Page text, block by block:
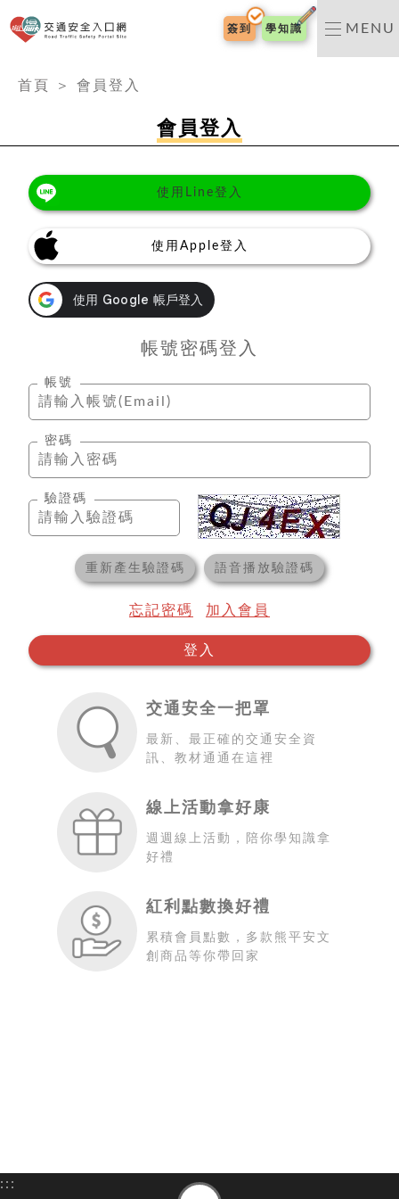
交通安全入口網
簽到 學知識 MENU
首頁
＞ 會員登入
會員登入
交通安全一把罩
最新、最正確的交通安全資
訊、教材通通在這裡
線上活動拿好康
週週線上活動，陪你學知識拿
好禮
紅利點數換好禮
累積會員點數，多款熊平安文
創商品等你帶回家
使用Line登入
使用Apple登入
帳號密碼登入
帳號
密碼
驗證碼
重新產生驗證碼 語音播放驗證碼
忘記密碼 加入會員
登入
:::